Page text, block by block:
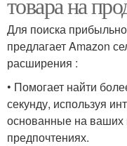
Для поиска
предлагает Amazon
расширения :
• Помогает найти
секунду, используя
основанные на ваших
предпочтениях.